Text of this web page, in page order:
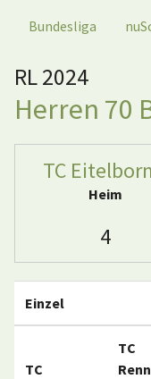
Bundesliga
RL 2024
Herren 70
TC
Heim
4
Einzel
TC
TC